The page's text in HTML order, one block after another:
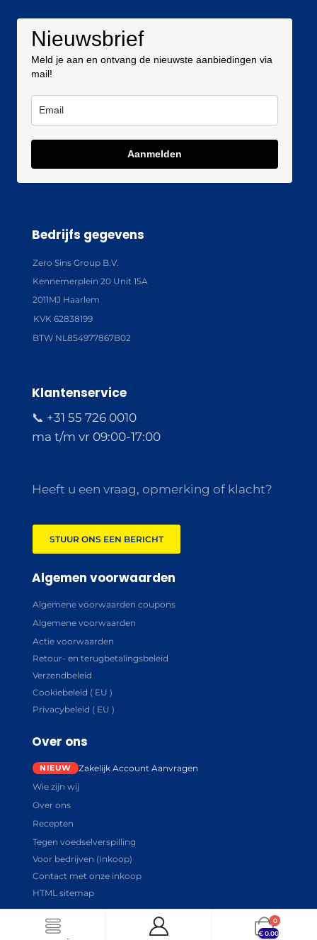
Nieuwsbrief
Meld je aan en ontvang de nieuwste aanbiedingen via
mail!
Aanmelden
Bedrijfs gegevens
Zero Sins Group B.V.
Kennemerplein 20 Unit 15A
2011MJ Haarlem
KVK 62838199
BTW NL854977867B02
Klantenservice
📞 +31 55 726 0010
ma t/m vr 09:00-17:00
Heeft u een vraag, opmerking of klacht?
STUUR ONS EEN BERICHT
Algemen voorwaarden
Algemene voorwaarden coupons
Algemene voorwaarden
Actie voorwaarden
Retour- en terugbetalingsbeleid
Verzendbeleid
Cookiebeleid ( EU )
Privacybeleid ( EU )
Over ons
Zakelijk Account Aanvragen
Wie zijn wij
Over ons
Recepten
Tegen voedselverspilling
Voor bedrijven (Inkoop)
Contact met onze inkoop
HTML sitemap
0
€0.00